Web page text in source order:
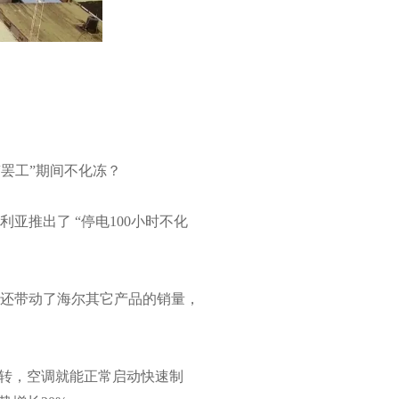
工”期间不化冻？
亚推出了 “停电100小时不化
带动了海尔其它产品的销量，
，空调就能正常启动快速制